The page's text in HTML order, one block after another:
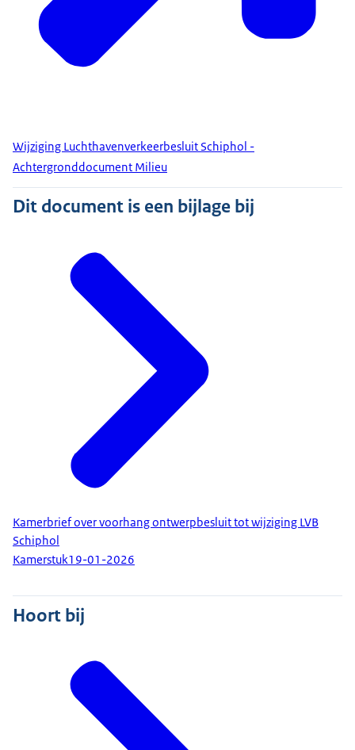
Wijziging Luchthavenverkeerbesluit Schiphol -
Achtergronddocument Milieu
Dit document is een bijlage bij
Kamerbrief over voorhang ontwerpbesluit tot wijziging LVB
Schiphol
Kamerstuk19-01-2026
Hoort bij